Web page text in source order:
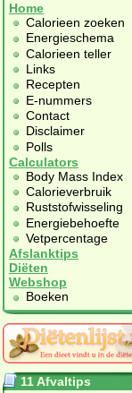
Home
Calorieen zoeken
Energieschema
Calorieen teller
Links
Recepten
E-nummers
Contact
Disclaimer
Polls
Calculators
Body Mass Index
Calorieverbruik
Ruststofwisseling
Energiebehoefte
Vetpercentage
Afslanktips
Diëten
Webshop
Boeken
11 Afvaltips